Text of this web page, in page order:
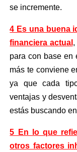
se incremente.
4 Es una buena
financiera actual ,
para con base en
más te conviene
ya que cada
ventajas y
estás buscando
5 En lo que
otros factores